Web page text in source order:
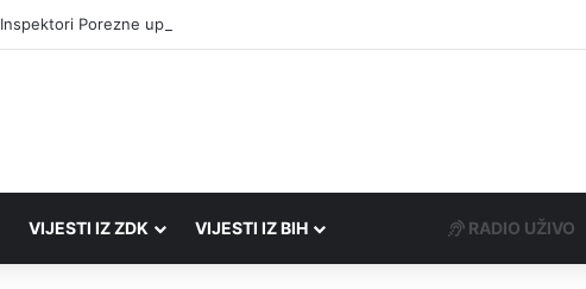
Inspektori Porezne uprave FBiH na području ZDK izvršili 24 inspekcijska nadzora
VIJESTI IZ ZDK VIJESTI IZ BIH RADIO UŽIVO